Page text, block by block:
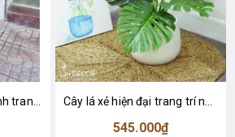
Cây Kim Ngân cây cảnh trang trí nhà đẹp (80cm) - LC1990 Cây lá xẻ hiện đại trang trí nhà (65cm) - LC3022
545.000₫